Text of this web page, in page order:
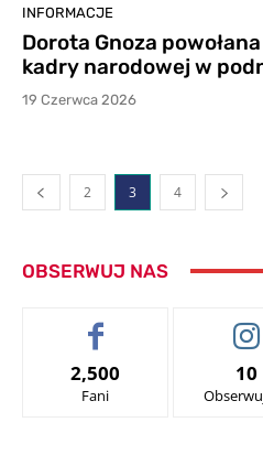
INFORMACJE
Dorota Gnoza
kadry narodowej w
19 Czerwca 2026
2 3 4
OBSERWUJ NAS
2,500
Fani
10